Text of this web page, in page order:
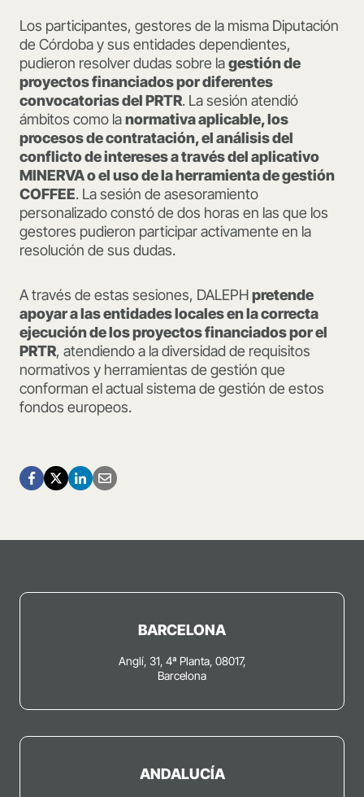
Los participantes, gestores de la misma Diputación
de Córdoba y sus entidades dependientes,
pudieron resolver dudas sobre lagestión de
proyectos financiados por diferentes
convocatorias del PRTR. La sesión atendió
ámbitos como lanormativa aplicable, los
procesos de contratación, el análisis del
conflicto de intereses a través del aplicativo
MINERVA o el uso de la herramienta de gestión
COFFEE. La sesión de asesoramiento
personalizado constó de dos horas en las que los
gestores pudieron participar activamente en la
resolución de sus dudas.
A través de estas sesiones, DALEPHpretende
apoyar a las entidades locales en la correcta
ejecución de los proyectos financiados por el
PRTR, atendiendo a la diversidad de requisitos
normativos y herramientas de gestión que
conforman el actual sistema de gestión de estos
fondos europeos.
BARCELONA
Anglí, 31, 4ª Planta, 08017,
Barcelona
ANDALUCÍA